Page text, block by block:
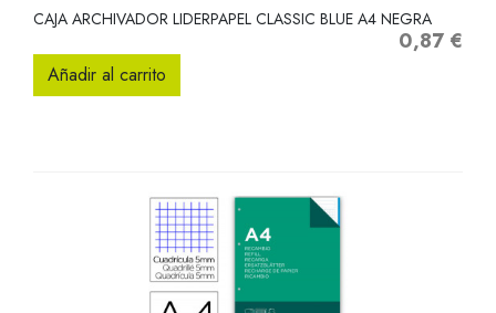
CAJA ARCHIVADOR LIDERPAPEL CLASSIC BLUE A4 NEGRA
Precio
0,87 €
Añadir al carrito